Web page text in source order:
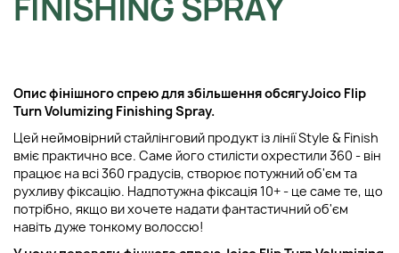
Опис фінішного спрею для збільшення обсягуJoico Flip
Turn Volumizing Finishing Spray.
Цей неймовірний стайлінговий продукт із лінії Style & Finish
вміє практично все. Саме його стилісти охрестили 360 - він
працює на всі 360 градусів, створює потужний об'єм та
рухливу фіксацію. Надпотужна фіксація 10+ - це саме те, що
потрібно, якщо ви хочете надати фантастичний об'єм
навіть дуже тонкому волоссю!